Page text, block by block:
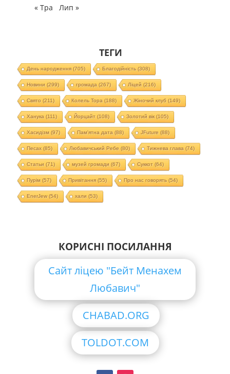
« Тра
Лип »
ТЕГИ
День народження(705) Благодійність (308)
Новини (299) громада (267) Ліцей (216)
Свято (211) Колель Тора (188) Жіночий клуб (149)
Ханука (111) Йорцайт (108) Золотий вік(105)
Хасидізм (97) Пам'ятна дата (88) JFuture (88)
Песах(85) Любавичський Ребе (80) Тижнева глава (74)
Статьи (71) музей громади (67) Суккот (64)
Пурім (57) Привітання(55) Про нас говорять (54)
EnerJew(54) хали (53)
КОРИСНІ ПОСИЛАННЯ
Сайт ліцею "Бейт Менахем
Любавич"
CHABAD.ORG
TOLDOT.COM